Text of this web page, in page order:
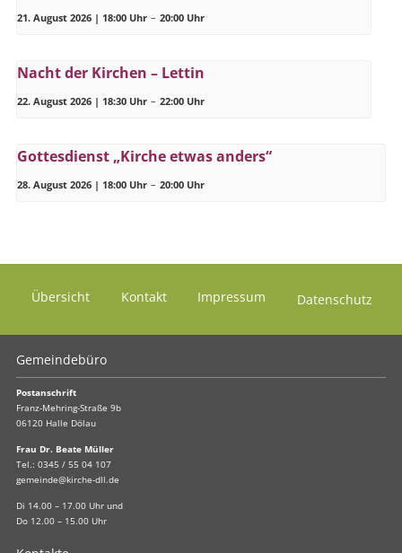
21. August 2026 | 18:00 Uhr – 20:00 Uhr
Nacht der Kirchen – Lettin
22. August 2026 | 18:30 Uhr – 22:00 Uhr
Gottesdienst „Kirche etwas anders“
28. August 2026 | 18:00 Uhr – 20:00 Uhr
Übersicht Kontakt Impressum Datenschutz
Gemeindebüro
Postanschrift
Franz-Mehring-Straße 9b
06120 Halle Dölau
Frau Dr. Beate Müller
Tel.: 0345 / 55 04 107
gemeinde@kirche-dll.de
Di 14.00 – 17.00 Uhr und
Do 12.00 – 15.00 Uhr